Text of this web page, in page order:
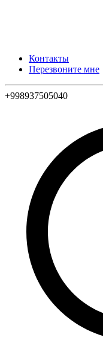
Контакты
Перезвоните мне
+998937505040